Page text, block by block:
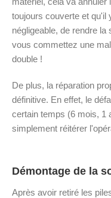
toujours couverte et qu'il
négligeable, de rendre
vous commettez une
double !
De plus, la réparation
définitive. En effet, le
certain temps (6 mois, 1
simplement réitérer
Démontage de la
Après avoir retiré les